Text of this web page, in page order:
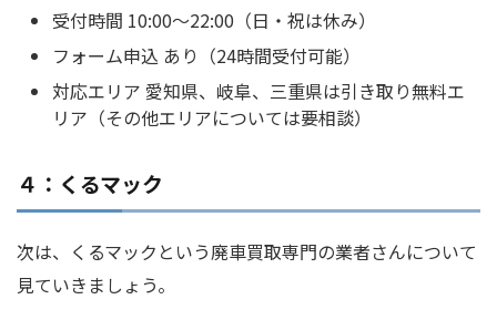
受付時間 10:00～22:00（日・祝は休み）
フォーム申込 あり（24時間受付可能）
対応エリア 愛知県、岐阜、三重県は引き取り無料エ
リア（その他エリアについては要相談）
４：くるマック
次は、くるマックという廃車買取専門の業者さんについて
見ていきましょう。